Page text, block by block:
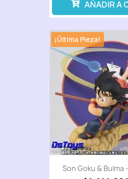
AÑADIR A
Son Goku & Bulma
¡Última Pieza!